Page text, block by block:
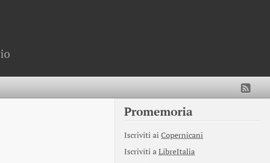
Promemoria
Iscriviti ai Copernicani
Iscriviti aLibreItalia